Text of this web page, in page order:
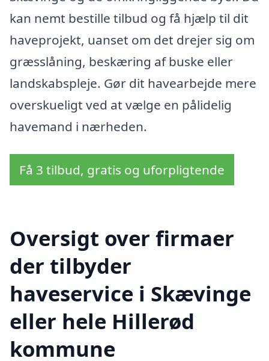
kan nemt bestille tilbud og få hjælp til dit
haveprojekt, uanset om det drejer sig om
græsslåning, beskæring af buske eller
landskabspleje. Gør dit havearbejde mere
overskueligt ved at vælge en pålidelig
havemand i nærheden.
Få 3 tilbud, gratis og uforpligtende
Oversigt over firmaer
der tilbyder
haveservice i Skævinge
eller hele Hillerød
kommune